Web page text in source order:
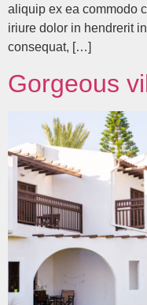
aliquip ex ea commodo
iriure dolor in hendrerit
consequat, […]
Gorgeous